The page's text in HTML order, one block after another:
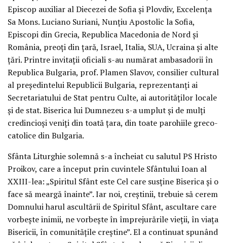
Episcop auxiliar al Diecezei de Sofia și Plovdiv, Excelența
Sa Mons. Luciano Suriani, Nunțiu Apostolic la Sofia,
Episcopi din Grecia, Republica Macedonia de Nord și
România, preoți din țară, Israel, Italia, SUA, Ucraina și alte
țări. Printre invitații oficiali s-au numărat ambasadorii în
Republica Bulgaria, prof. Plamen Slavov, consilier cultural
al președintelui Republicii Bulgaria, reprezentanți ai
Secretariatului de Stat pentru Culte, ai autorităților locale
și de stat. Biserica lui Dumnezeu s-a umplut și de mulți
credincioși veniți din toată țara, din toate parohiile greco-
catolice din Bulgaria.
Sfânta Liturghie solemnă s-a încheiat cu salutul PS Hristo
Proikov, care a început prin cuvintele Sfântului Ioan al
XXIII-lea: „Spiritul Sfânt este Cel care susține Biserica și o
face să meargă înainte”. Iar noi, creștinii, trebuie să cerem
Domnului harul ascultării de Spiritul Sfânt, ascultare care
vorbește inimii, ne vorbește în împrejurările vieții, în viața
Bisericii, în comunitățile creștine”. El a continuat spunând